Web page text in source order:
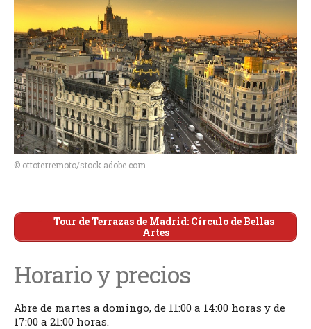
© ottoterremoto/stock.adobe.com
Tour de Terrazas de Madrid: Círculo de Bellas
Artes
Horario y precios
Abre de martes a domingo, de 11:00 a 14:00 horas y de
17:00 a 21:00 horas.